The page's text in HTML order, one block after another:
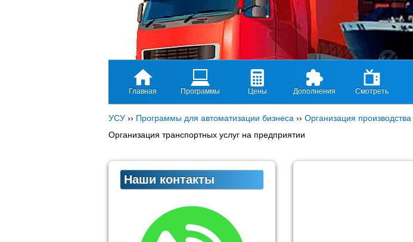
Главная Программы Цены Дополнения Смотреть
УСУ ›› Программы для автоматизации бизнеса ›› Организация производства
Организация транспортных услуг на предприятии
Наши контакты